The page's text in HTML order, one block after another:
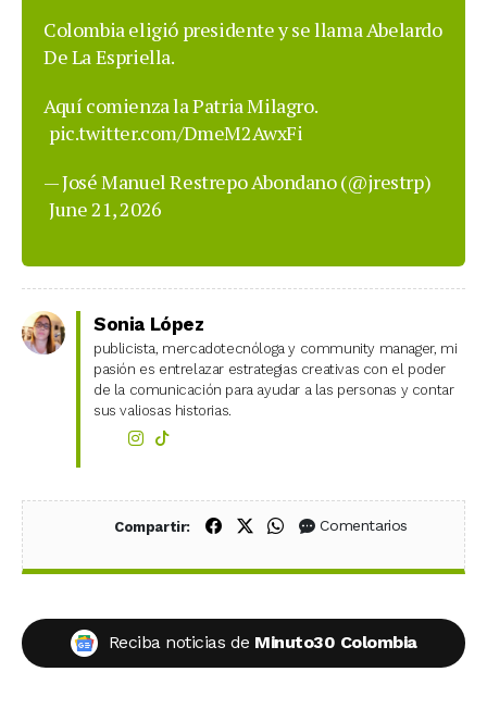
Colombia eligió presidente y se llama Abelardo
De La Espriella.
Aquí comienza la Patria Milagro.
pic.twitter.com/DmeM2AwxFi
— José Manuel Restrepo Abondano (@jrestrp)
June 21, 2026
Sonia López
publicista, mercadotecnóloga y community manager, mi
pasión es entrelazar estrategias creativas con el poder
de la comunicación para ayudar a las personas y contar
sus valiosas historias.
Compartir: Compartir en Facebook
Compartir en X (Twitter)
Compartir en WhatsApp
Comentarios
Reciba noticias de Minuto30 Colombia